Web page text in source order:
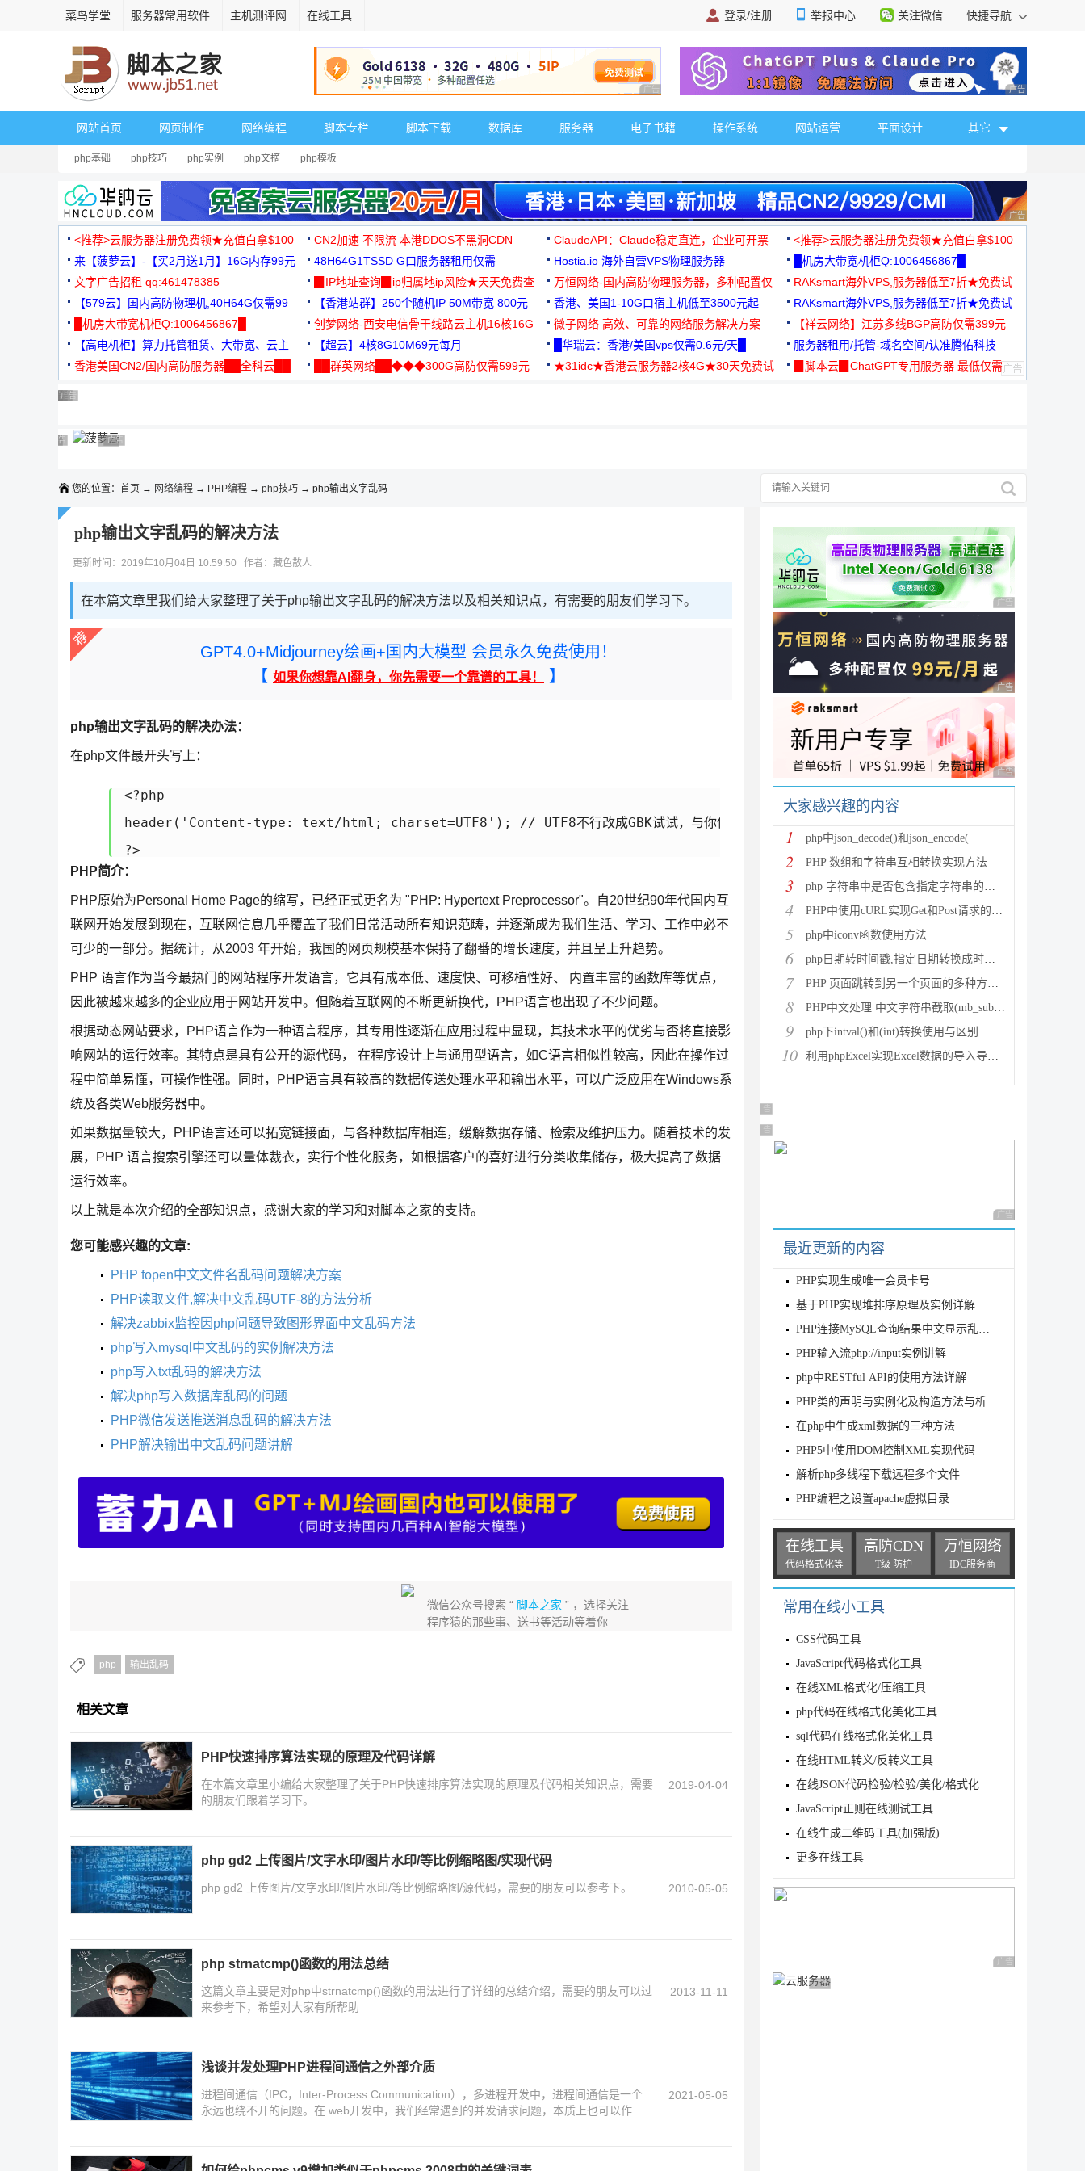
菜鸟学堂 服务器常用软件 主机测评网 在线工具 登录/注册 举报中心 关注微信 快捷导航
广告 商业广告，理性选择 广告 商业广告，理
网站首页 网页制作 网络编程 脚本专栏 脚本下载 数据库 服务器 电子书籍 操作系统 网站运营 平面设计 其它
php基础 php技巧 php实例 php文摘 php模板
广告 商业广告，理
<推荐>云服务器注册免费领★充值白拿$100 CN2加速 不限流 本港DDOS不黑洞CDN ClaudeAPI：Claude稳定直连，企业可开票
<推荐>云服务器注册免费领★充值白拿$100
来【菠萝云】-【买2月送1月】16G内存99元
48H64G1TSSD G口服务器租用仅需
3000+可免费测试
Hostia.io 海外自营VPS物理服务器
█机房大带宽机柜Q:1006456867█
文字广告招租 qq:461478385
▉IP地址查询▉ip归属地ip风险★天天免费查
万恒网络-国内高防物理服务器，多种配置仅
99元/月起
RAKsmart海外VPS,服务器低至7折★免费试
用★
【579云】国内高防物理机,40H64G仅需99
元
【香港站群】250个随机IP 50M带宽 800元 香港、美国1-10G口宿主机低至3500元起
RAKsmart海外VPS,服务器低至7折★免费试
用★
█机房大带宽机柜Q:1006456867█
创梦网络-西安电信骨干线路云主机16核16G
88元/月
微子网络 高效、可靠的网络服务解决方案
【祥云网络】江苏多线BGP高防仅需399元
【高电机柜】算力托管租赁、大带宽、云主
机
【超云】4核8G10M69元每月 █华瑞云：香港/美国vps仅需0.6元/天█
服务器租用/托管-域名空间/认准腾佑科技
香港美国CN2/国内高防服务器██全科云██
██群英网络██◆◆◆300G高防仅需599元
★31idc★香港云服务器2核4G★30天免费试
▉脚本云▉ChatGPT专用服务器 最低仅需
广告 商业广告，理性选择
广告 商业广告，理性选择
广告 商业广告，理性选择
广告 商业广告，理性选择
广告 商业广告，理性选择
广告 商业广告，理性选择
广告 商业广告，理性选择
广告 商业广告，理性选择广告 商业广告，理性选择
广告 商业广告，理性选择
您的位置： 首页 → 网络编程 → PHP编程 → php技巧 → php输出文字乱码
php输出文字乱码的解决方法
更新时间：2019年10月04日 10:59:50 作者：藏色散人
在本篇文章里我们给大家整理了关于php输出文字乱码的解决方法以及相关知识点，有需要的朋友们学习下。
GPT4.0+Midjourney绘画+国内大模型 会员永久免费使用！
【 如果你想靠AI翻身，你先需要一个靠谱的工具！ 】
php输出文字乱码的解决办法：
在php文件最开头写上：
<?php
header('Content-type: text/html; charset=UTF8'); // UTF8不行改成GBK试试，与你保存的格式匹配
?>
PHP简介：
PHP原始为Personal Home Page的缩写，已经正式更名为 "PHP: Hypertext Preprocessor"。自20世纪90年代国内互
联网开始发展到现在，互联网信息几乎覆盖了我们日常活动所有知识范畴，并逐渐成为我们生活、学习、工作中必不
可少的一部分。据统计，从2003 年开始，我国的网页规模基本保持了翻番的增长速度，并且呈上升趋势。
PHP 语言作为当今最热门的网站程序开发语言，它具有成本低、速度快、可移植性好、 内置丰富的函数库等优点，
因此被越来越多的企业应用于网站开发中。但随着互联网的不断更新换代，PHP语言也出现了不少问题。
根据动态网站要求，PHP语言作为一种语言程序，其专用性逐渐在应用过程中显现，其技术水平的优劣与否将直接影
响网站的运行效率。其特点是具有公开的源代码， 在程序设计上与通用型语言，如C语言相似性较高，因此在操作过
程中简单易懂，可操作性强。同时，PHP语言具有较高的数据传送处理水平和输出水平，可以广泛应用在Windows系
统及各类Web服务器中。
如果数据量较大，PHP语言还可以拓宽链接面，与各种数据库相连，缓解数据存储、检索及维护压力。随着技术的发
展，PHP 语言搜索引擎还可以量体裁衣，实行个性化服务，如根据客户的喜好进行分类收集储存，极大提高了数据
运行效率。
以上就是本次介绍的全部知识点，感谢大家的学习和对脚本之家的支持。
您可能感兴趣的文章:
PHP fopen中文文件名乱码问题解决方案
PHP读取文件,解决中文乱码UTF-8的方法分析
解决zabbix监控因php问题导致图形界面中文乱码方法
php写入mysql中文乱码的实例解决方法
php写入txt乱码的解决方法
解决php写入数据库乱码的问题
PHP微信发送推送消息乱码的解决方法
PHP解决输出中文乱码问题讲解
微信公众号搜索 “脚本之家 ” ，选择关注
程序猿的那些事、送书等活动等着你
php 输出乱码
相关文章
PHP快速排序算法实现的原理及代码详解
在本篇文章里小编给大家整理了关于PHP快速排序算法实现的原理及代码相关知识点，需要
的朋友们跟着学习下。
2019-04-04
php gd2 上传图片/文字水印/图片水印/等比例缩略图/实现代码
php gd2 上传图片/文字水印/图片水印/等比例缩略图/源代码，需要的朋友可以参考下。 2010-05-05
php strnatcmp()函数的用法总结
这篇文章主要是对php中strnatcmp()函数的用法进行了详细的总结介绍，需要的朋友可以过
来参考下，希望对大家有所帮助
2013-11-11
浅谈并发处理PHP进程间通信之外部介质
进程间通信（IPC，Inter-Process Communication），多进程开发中，进程间通信是一个
永远也绕不开的问题。在 web开发中，我们经常遇到的并发请求问题，本质上也可以作为
2021-05-05
广告 商业广告，理性
广告 商业广告，理性
广告 商业广告，理性
大家感兴趣的内容
1 php中json_decode()和json_encode(
2 PHP 数组和字符串互相转换实现方法
3 php 字符串中是否包含指定字符串的多种方法
4 PHP中使用cURL实现Get和Post请求的方法
5 php中iconv函数使用方法
6 php日期转时间戳,指定日期转换成时间戳
7 PHP 页面跳转到另一个页面的多种方法方法总结
8 PHP中文处理 中文字符串截取(mb_substr)和获取中
9 php下intval()和(int)转换使用与区别
10 利用phpExcel实现Excel数据的导入导出(全步骤详细
广告 商业广告，理性选择
广告 商业广告，理性选择
广告 商业广告，理性
最近更新的内容
PHP实现生成唯一会员卡号
基于PHP实现堆排序原理及实例详解
PHP连接MySQL查询结果中文显示乱码解决方法
PHP输入流php://input实例讲解
php中RESTful API的使用方法详解
PHP类的声明与实例化及构造方法与析构方法详解
在php中生成xml数据的三种方法
PHP5中使用DOM控制XML实现代码
解析php多线程下载远程多个文件
PHP编程之设置apache虚拟目录
在线工具
代码格式化等
高防CDN
T级 防护
万恒网络
IDC服务商
常用在线小工具
CSS代码工具
JavaScript代码格式化工具
在线XML格式化/压缩工具
php代码在线格式化美化工具
sql代码在线格式化美化工具
在线HTML转义/反转义工具
在线JSON代码检验/检验/美化/格式化
JavaScript正则在线测试工具
在线生成二维码工具(加强版)
更多在线工具
广告 商业广告，理性
广告 商业广告，理性选择